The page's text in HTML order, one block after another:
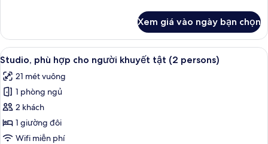
tật
Căn
hộ,
phù
cho
người
khuyết
tật
Xem giá vào ngày bạn chọn
Xem
tất
cả
ảnh
Studio,
phù
hợp
Studio, phù hợp cho người khuyết
10
Studio, phù hợp cho người khuyết tật (2 persons)
21 mét vuông
1 phòng ngủ
2 khách
1 giường đôi
Wifi miễn phí